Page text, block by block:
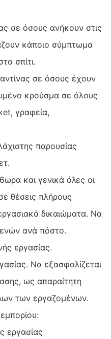
σε όσους ανήκουν στις
κάποιο σύμπτωμα
σπίτι.
σε όσους έχουν
κρούσμα σε όλους
γραφεία,
παρουσίας
και γενικά όλες οι
θέσεις πλήρους
δικαιώματα. Να
ανά πόστο.
εργασίας.
Να εξασφαλίζεται
ως απαραίτητη
των εργαζομένων.
εργασίας